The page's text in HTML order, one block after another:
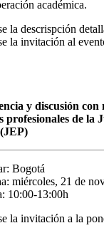
académica.
la descrispción
la invitación al
y discusión
profesionales de la
Bogotá
miércoles, 21 de
10:00-13:00h
la invitación a la